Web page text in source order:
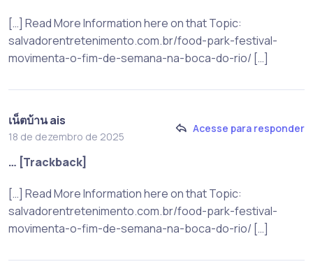
[…] Read More Information here on that Topic:
salvadorentretenimento.com.br/food-park-festival-
movimenta-o-fim-de-semana-na-boca-do-rio/ […]
เน็ตบ้าน ais
18 de dezembro de 2025
Acesse para responder
… [Trackback]
[…] Read More Information here on that Topic:
salvadorentretenimento.com.br/food-park-festival-
movimenta-o-fim-de-semana-na-boca-do-rio/ […]